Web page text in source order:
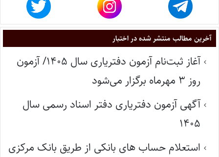
آخرین مطالب منتشر شده در اختبار
آغاز ثبت‌نام آزمون دفتریاری سال ۱۴۰۵/ آزمون
روز ۳ مهرماه برگزار می‌شود
آگهی آزمون دفتریاری دفتر اسناد رسمی سال
۱۴۰۵
استعلام حساب های بانکی از طریق بانک مرکزی